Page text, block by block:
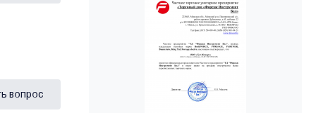
вопрос